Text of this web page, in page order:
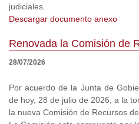
judiciales.
Descargar documento anexo
Renovada la Comisión de
28/07/2026
Por acuerdo de la Junta de
de hoy, 28 de julio de 2026, a la
la nueva Comisión de Recursos